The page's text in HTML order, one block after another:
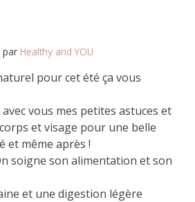
par Healthy and YOU
pour cet été ça vous
vous mes petites astuces et
et visage pour une belle
et même après !
soigne son alimentation et son
et une digestion légère